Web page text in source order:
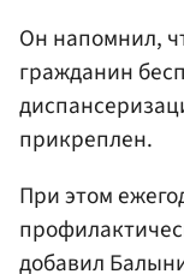
Он напомнил,
гражданин
прикреплен.
При этом
добавил